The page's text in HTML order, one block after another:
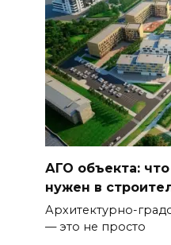
АГО объекта:
нужен в
Архитектурно-
— это не просто